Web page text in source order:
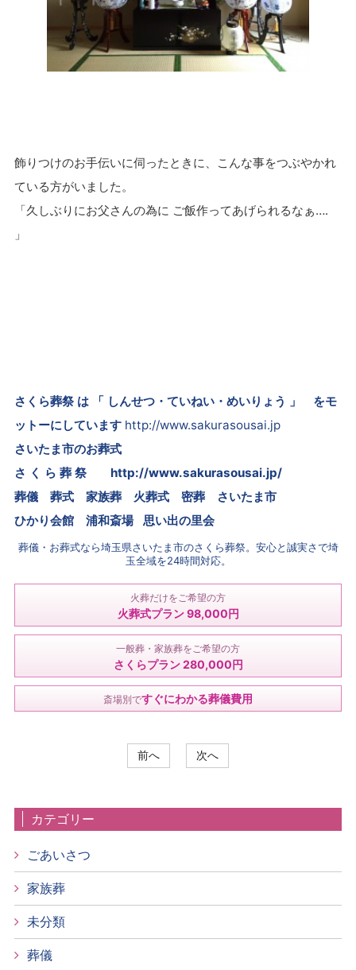
飾りつけのお手伝いに伺ったときに、こんな事をつぶやかれ
ている方がいました。
「久しぶりにお父さんの為に ご飯作ってあげられるなぁ….
」
さくら葬祭 は 「 しんせつ・ていねい・めいりょう 」 をモ
ットーにしています http://www.sakurasousai.jp
さいたま市のお葬式
さ く ら 葬 祭
http://www.sakurasousai.jp/
葬儀 葬式 家族葬 火葬式 密葬さいたま市
ひかり会館 浦和斎場 思い出の里会
葬儀・お葬式なら埼玉県さいたま市のさくら葬祭。安心と誠実さで埼
玉全域を24時間対応。
火葬だけをご希望の方
火葬式プラン 98,000円
一般葬・家族葬をご希望の方
さくらプラン 280,000円
斎場別ですぐにわかる葬儀費用
前へ 次へ
カテゴリー
ごあいさつ
家族葬
未分類
葬儀